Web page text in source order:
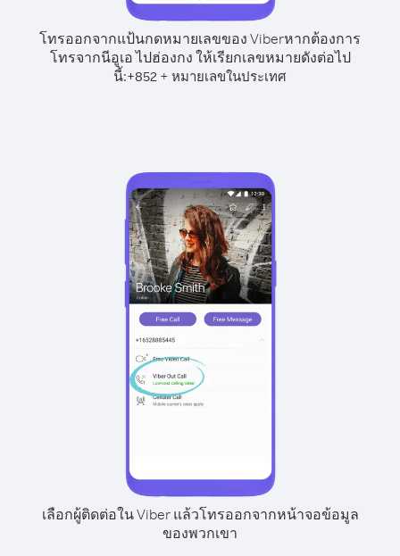
โทรออกจากแป้นกดหมายเลขของ Viberหากต้องการ
โทรจากนีอูเอ ไปฮ่องกง ให้เรียกเลขหมายดังต่อไป
นี้:+852 + หมายเลขในประเทศ
เลือกผู้ติดต่อใน Viber แล้วโทรออกจากหน้าจอข้อมูล
ของพวกเขา